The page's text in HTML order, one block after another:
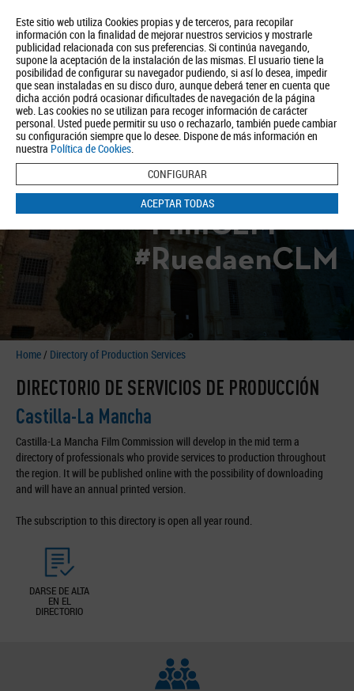
Este sitio web utiliza Cookies propias y de terceros, para recopilar
información con la finalidad de mejorar nuestros servicios y mostrarle
publicidad relacionada con sus preferencias. Si continúa navegando,
supone la aceptación de la instalación de las mismas. El usuario tiene la
posibilidad de configurar su navegador pudiendo, si así lo desea, impedir
que sean instaladas en su disco duro, aunque deberá tener en cuenta que
dicha acción podrá ocasionar dificultades de navegación de la página
web. Las cookies no se utilizan para recoger información de carácter
personal. Usted puede permitir su uso o rechazarlo, también puede cambiar
su configuración siempre que lo desee. Dispone de más información en
nuestra Política de Cookies.
CONFIGURAR
ACEPTAR TODAS
About us Tourism Política de Privacidad Aviso Legal Política de Cookies
BUSCAR
#FilmCLM
#RuedaenCLM
Home/ Directory of Production Services
DIRECTORIO DE SERVICIOS DE PRODUCCIÓN
Castilla-La Mancha
Castilla-La Mancha Film Commission will develop in the mid term a
directory of professionals who provide services to production throughout
the region. It will be published online with the possibility of downloading
and will have an annual printed version.
The subscription to this directory is open all year round.
DARSE DE ALTA
EN EL
DIRECTORIO